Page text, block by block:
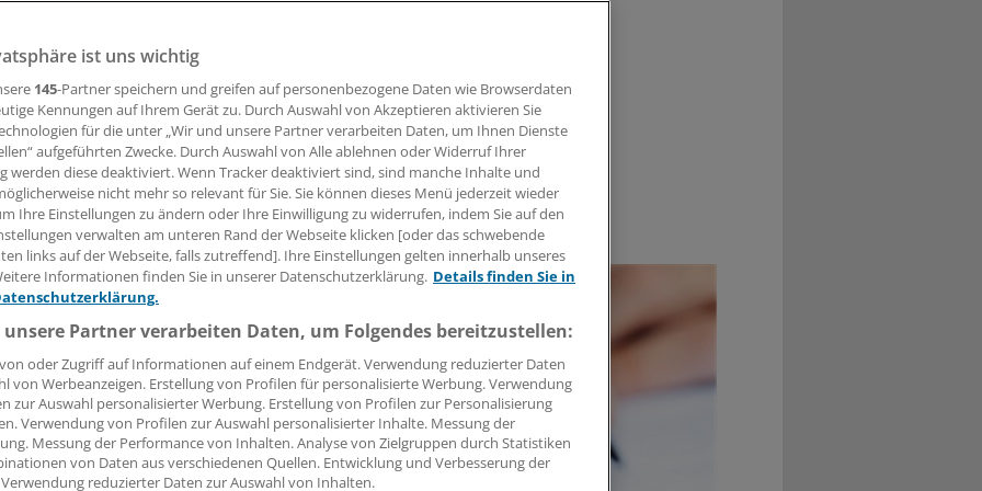
An diesem Freitag (10. März) ist das entsprechende Gesetz
Pharmavertreter sprechen von einer "soliden Rechtslage".
12:01 Uhr
1
ist uns wichtig
145-Partner speichern und greifen auf personenbezogene Daten wie Browserdaten
Kennungen auf Ihrem Gerät zu. Durch Auswahl von Akzeptieren aktivieren Sie
für die unter „Wir und unsere Partner verarbeiten Daten, um Ihnen Dienste
aufgeführten Zwecke. Durch Auswahl von Alle ablehnen oder Widerruf Ihrer
werden diese deaktiviert. Wenn Tracker deaktiviert sind, sind manche Inhalte und
nicht mehr so relevant für Sie. Sie können dieses Menü jederzeit wieder
Ihre Einstellungen zu ändern oder Ihre Einwilligung zu widerrufen, indem Sie auf den
verwalten am unteren Rand der Webseite klicken [oder das schwebende
links auf der Webseite, falls zutreffend]. Ihre Einstellungen gelten innerhalb unseres
Informationen finden Sie in unserer Datenschutzerklärung. Details finden Sie in
Partner verarbeiten Daten, um Folgendes bereitzustellen:
oder Zugriff auf Informationen auf einem Endgerät. Verwendung reduzierter Daten
von Werbeanzeigen. Erstellung von Profilen für personalisierte Werbung. Verwendung
zur Auswahl personalisierter Werbung. Erstellung von Profilen zur Personalisierung
Verwendung von Profilen zur Auswahl personalisierter Inhalte. Messung der
Messung der Performance von Inhalten. Analyse von Zielgruppen durch Statistiken
von Daten aus verschiedenen Quellen. Entwicklung und Verbesserung der
reduzierter Daten zur Auswahl von Inhalten.